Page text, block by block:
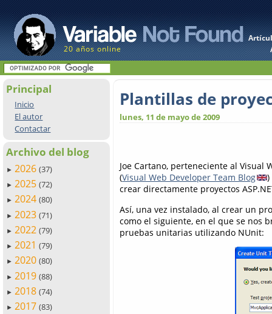
20 años online
Principal
Inicio
El autor
Contactar
Archivo del blog
► 2026 (37)
► 2025 (72)
► 2024 (80)
► 2023 (71)
► 2022 (79)
► 2021 (79)
► 2020 (80)
► 2019 (88)
► 2018 (74)
► 2017 (83)
Plantillas de
lunes, 11 de mayo de 2009
Joe Cartano, perteneciente al Visual
(Visual Web Developer Team Blog
crear directamente proyectos
Así, una vez instalado, al crear un
como el siguiente, en el que se nos
pruebas unitarias utilizando NUnit: